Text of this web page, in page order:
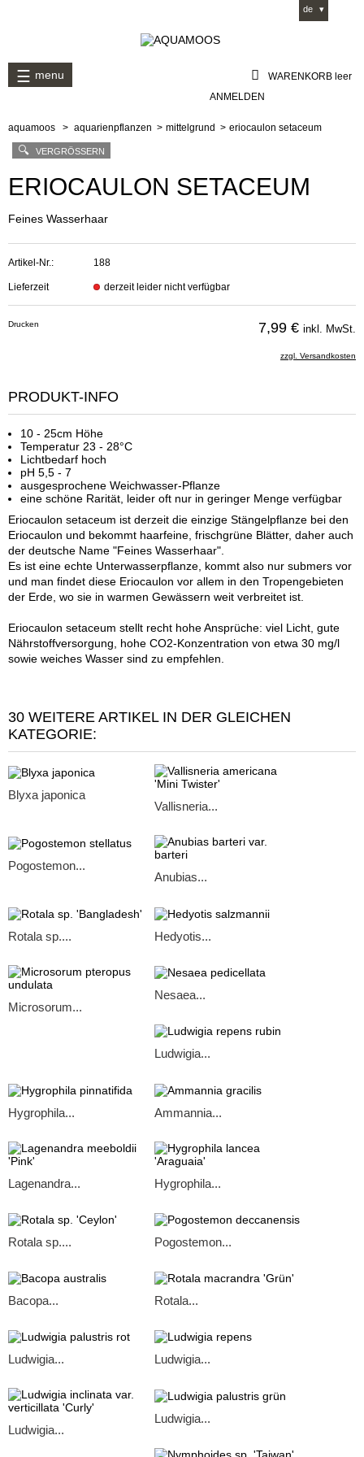
de
en
menu WARENKORB leer
ANMELDEN
aquamoos > aquarienpflanzen > mittelgrund > eriocaulon setaceum
VERGRÖSSERN
ERIOCAULON SETACEUM
Feines Wasserhaar
Artikel-Nr.: 188
Lieferzeit derzeit leider nicht verfügbar
Drucken 7,99 € inkl. MwSt.
zzgl. Versandkosten
PRODUKT-INFO
10 - 25cm Höhe
Temperatur 23 - 28°C
Lichtbedarf hoch
pH 5,5 - 7
ausgesprochene Weichwasser-Pflanze
eine schöne Rarität, leider oft nur in geringer Menge verfügbar
Eriocaulon setaceum ist derzeit die einzige Stängelpflanze bei den
Eriocaulon und bekommt haarfeine, frischgrüne Blätter, daher auch
der deutsche Name "Feines Wasserhaar".
Es ist eine echte Unterwasserpflanze, kommt also nur submers vor
und man findet diese Eriocaulon vor allem in den Tropengebieten
der Erde, wo sie in warmen Gewässern weit verbreitet ist.
Eriocaulon setaceum stellt recht hohe Ansprüche: viel Licht, gute
Nährstoffversorgung, hohe CO2-Konzentration von etwa 30 mg/l
sowie weiches Wasser sind zu empfehlen.
30 WEITERE ARTIKEL IN DER GLEICHEN
KATEGORIE:
Blyxa japonica
Vallisneria...
Pogostemon...
Anubias...
Rotala sp.... Hedyotis...
Microsorum...
Nesaea...
Ludwigia...
Hygrophila... Ammannia...
Lagenandra... Hygrophila...
Rotala sp.... Pogostemon...
Bacopa... Rotala...
Ludwigia... Ludwigia...
Ludwigia...
Ludwigia...